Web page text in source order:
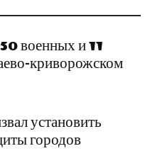
военных и 11
криворожском
установить
городов